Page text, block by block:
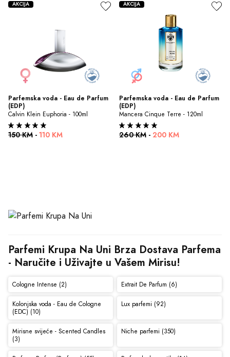
Parfemska voda - Eau de Parfum
(EDP)
Calvin Klein Euphoria - 100ml
150 KM - 110 KM
AKCIJA
Parfemska voda - Eau de Parfum
(EDP)
Mancera Cinque Terre - 120ml
260 KM - 200 KM
AKCIJA
Parfemi Krupa Na Uni Brza Dostava Parfema
- Naručite i Uživajte u Vašem Mirisu!
Cologne Intense (2) Extrait De Parfum (6)
Kolonjska voda - Eau de Cologne
(EDC) (10)
Lux parfemi (92)
Mirisne svijeće - Scented Candles
(3)
Niche parfemi (350)